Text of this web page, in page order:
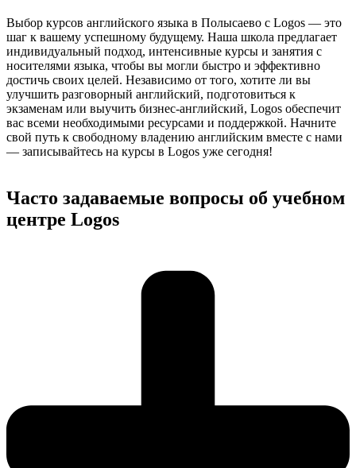
Выбор курсов английского языка в Полысаево с Logos — это
шаг к вашему успешному будущему. Наша школа предлагает
индивидуальный подход, интенсивные курсы и занятия с
носителями языка, чтобы вы могли быстро и эффективно
достичь своих целей. Независимо от того, хотите ли вы
улучшить разговорный английский, подготовиться к
экзаменам или выучить бизнес-английский, Logos обеспечит
вас всеми необходимыми ресурсами и поддержкой. Начните
свой путь к свободному владению английским вместе с нами
— записывайтесь на курсы в Logos уже сегодня!
Часто задаваемые вопросы об учебном
центре Logos